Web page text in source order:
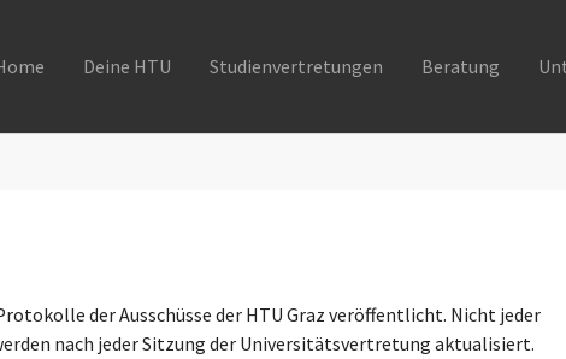
Deine HTU Studienvertretungen Beratung
der Ausschüsse der HTU Graz veröffentlicht. Nicht jeder
nach jeder Sitzung der Universitätsvertretung aktualisiert.